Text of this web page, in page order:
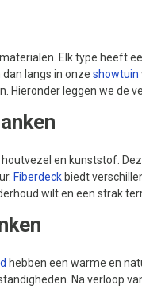
Elk type heeft
langs in onze showtuin
Hieronder leggen we de
en kunststof.
Fiberdeck biedt
wilt en een strak
hebben een warme en
Na verloop